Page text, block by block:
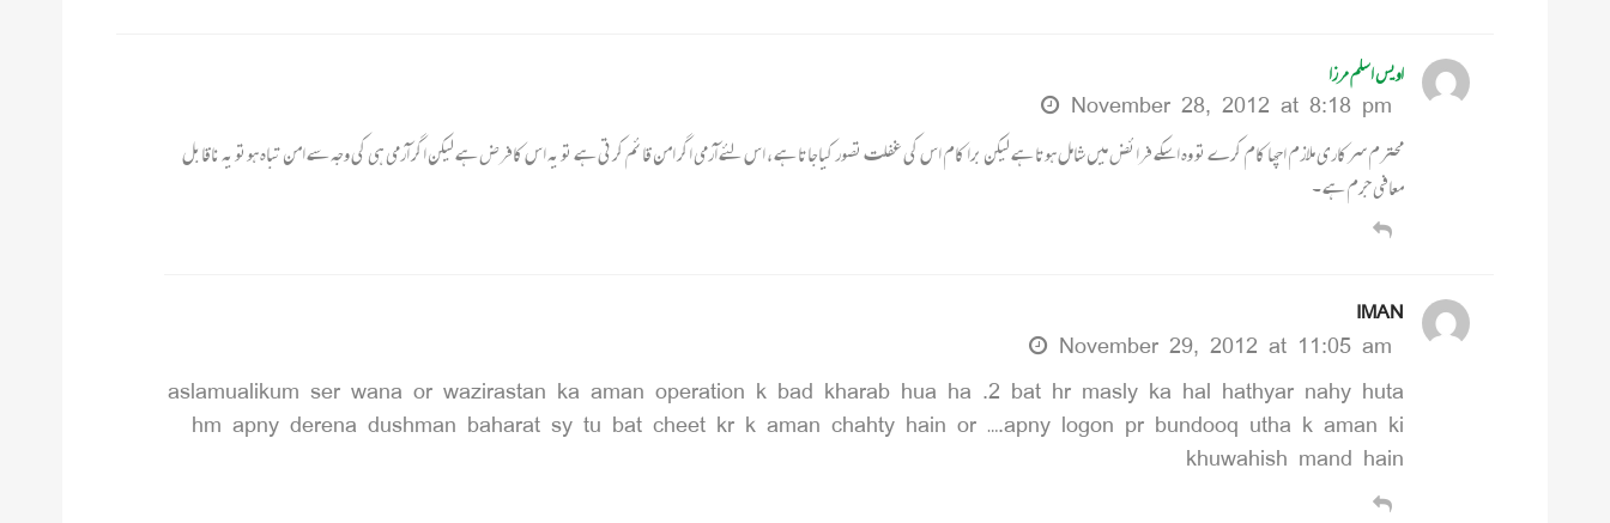
اویس اسلم مرزا
November 28, 2012 at 8:18 pm
محترم سرکاری ملازم اچھا کام کرے تو وہ اسکے فرائض میں شامل ہوتا ہے لیکن برا کام اس کی غفلت تصور کیاجاتا ہے ، اس لئے آرمی اگر امن قائم کرتی ہے تو یہ اس کافرض ہے لیکن اگر آرمی ہی کی وجہ سے امن تباہ ہوتو یہ ناقابل
معافی جرم ہے ۔
IMAN
November 29, 2012 at 11:05 am
aslamualikum ser wana or wazirastan ka aman operation k bad kharab hua ha .2 bat hr masly ka hal hathyar nahy huta
hm apny derena dushman baharat sy tu bat cheet kr k aman chahty hain or ….apny logon pr bundooq utha k aman ki
khuwahish mand hain